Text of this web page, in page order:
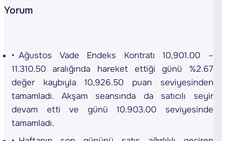
Yorum
Ağustos Vade Endeks Kontratı 10,901.00 –
11.310.50 aralığında hareket ettiği günü %2.67
değer kaybıyla 10,926.50 puan seviyesinden
tamamladı. Akşam seansında da satıcılı seyir
devam etti ve günü 10.903.00 seviyesinde
tamamladı.